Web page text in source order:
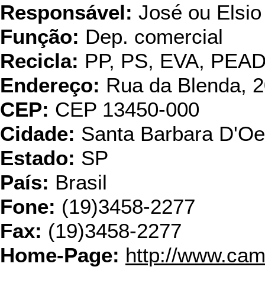
Responsável: José ou Elsio
Função: Dep. comercial
Recicla: PP, PS, EVA,
Endereço: Rua da Blenda,
CEP: CEP 13450-000
Cidade: Santa Barbara
Estado: SP
País: Brasil
Fone: (19)3458-2277
Fax: (19)3458-2277
Home-Page: http://